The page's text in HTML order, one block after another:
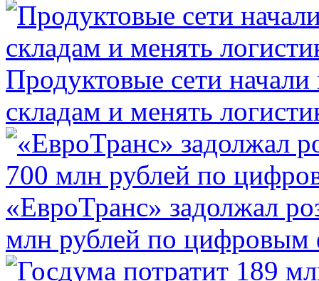
Продуктовые сети начали
складам и менять
«ЕвроТранс» задолжал
млн рублей по цифровым